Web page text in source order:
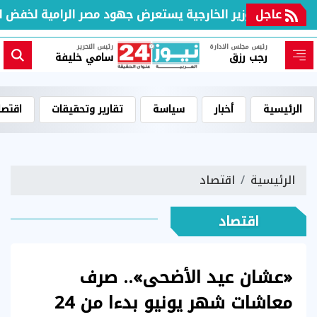
عاجلوزير الخارجية يستعرض جهود مصر الرامية لخفض
رئيس مجلس الادارة
رجب رزق
رئيس التحرير
سامي خليفة
الرئيسية أخبار سياسة تقارير وتحقيقات
الرئيسية اقتصاد
اقتصاد
«عشان عيد الأضحى».. صرف
معاشات شهر يونيو بدءا من 24